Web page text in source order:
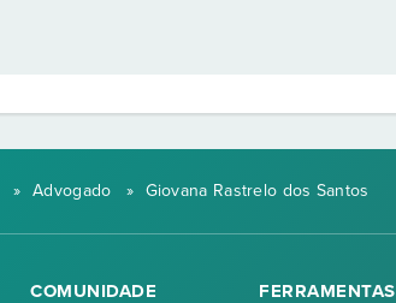
» Advogado » Giovana Rastrelo dos Santos
COMUNIDADE
FERRAMENTAS